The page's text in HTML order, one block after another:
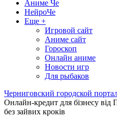
Аниме Че
НейроЧе
Еще +
Игровой сайт
Аниме сайт
Гороскоп
Онлайн аниме
Новости игр
Для рыбаков
Черниговский городской
Онлайн-кредит для бізнесу
без зайвих кроків